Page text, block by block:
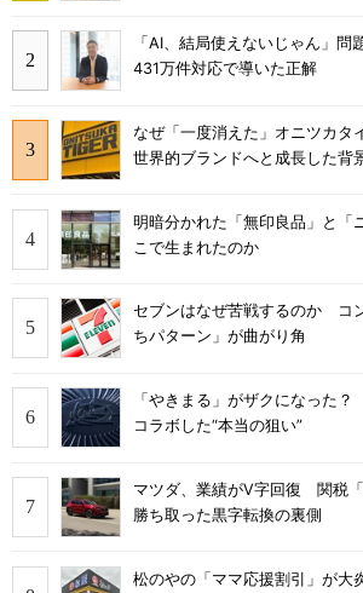
「AI、結局使えないじゃん」
431万件対応で導いた正解
なぜ「一度消えた」オニツカ
世界的ブランドへと成長した背
明暗分かれた「無印良品」と
こで生まれたのか
セブンはなぜ苦戦するのか コ
ちパターン」が曲がり角
「やきまる」がザクになった
コラボした“本当の狙い”
マツダ、業績がV字回復 関税
勝ち取った黒字転換の裏側
松のやの「ママ応援割引」が